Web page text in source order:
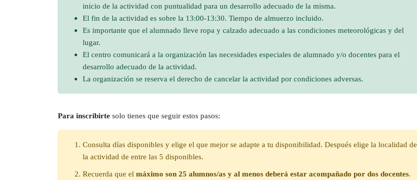
inicio de la actividad con puntualidad para un desarrollo adecuado de la misma.
El fin de la actividad es sobre la 13:00-13:30. Tiempo de almuerzo incluido.
Es importante que el alumnado lleve ropa y calzado adecuado a las condiciones meteorológicas y del
lugar.
El centro comunicará a la organización las necesidades especiales de alumnado y/o docentes para el
desarrollo adecuado de la actividad.
La organización se reserva el derecho de cancelar la actividad por condiciones adversas.
Para inscribirte solo tienes que seguir estos pasos:
Consulta días disponibles y elige el que mejor se adapte a tu disponibilidad. Después elige la localidad de
la actividad de entre las 5 disponibles.
Recuerda que el máximo son 25 alumnos/as y al menos deberá estar acompañado por dos docentes.